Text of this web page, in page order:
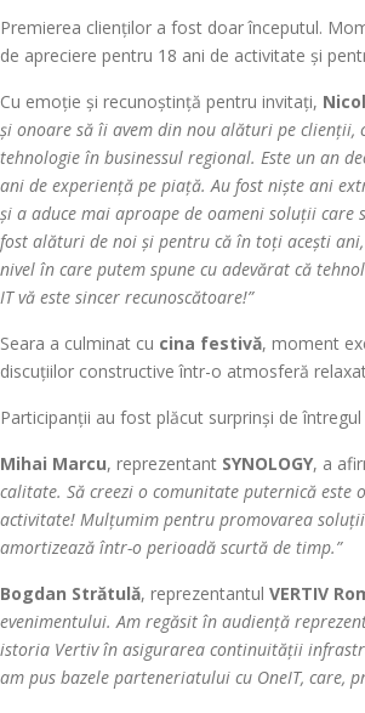
Premierea clienților a fost doar începutul.
de apreciere pentru 18 ani de activitate și
Cu emoție și recunoștință pentru invitați,
și onoare să îi avem din nou alături pe
tehnologie în businessul regional. Este un an
ani de experiență pe piață. Au fost niște ani
și a aduce mai aproape de oameni soluții
fost alături de noi și pentru că în toți acești
nivel în care putem spune cu adevărat că
IT vă este sincer recunoscătoare!”
Seara a culminat cu cina festivă, moment
discuțiilor constructive într-o atmosferă
Participanții au fost plăcut surprinși de
Mihai Marcu, reprezentant SYNOLOGY, a
calitate. Să creezi o comunitate puternică
activitate! Mulțumim pentru promovarea
amortizează într-o perioadă scurtă de timp.”
Bogdan Strătulă, reprezentantul VERTIV
evenimentului. Am regăsit în audiență
istoria Vertiv în asigurarea continuității
am pus bazele parteneriatului cu OneIT,